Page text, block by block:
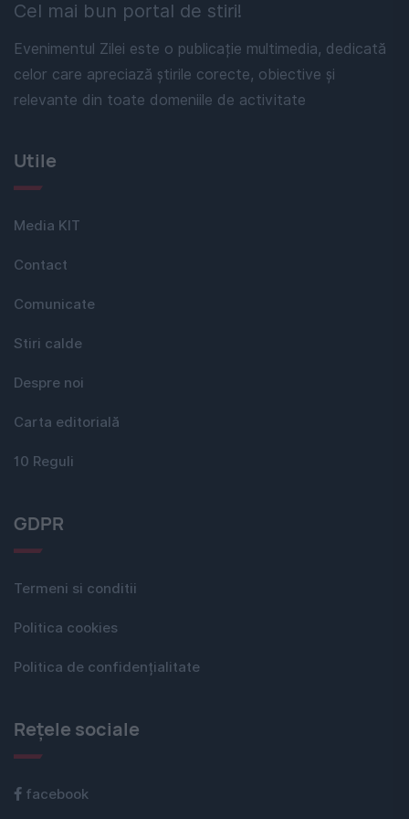
Cel mai bun portal de stiri!
Evenimentul Zilei este o publicație multimedia, dedicată
celor care apreciază știrile corecte, obiective și
relevante din toate domeniile de activitate
Utile
Media KIT
Contact
Comunicate
Stiri calde
Despre noi
Carta editorială
10 Reguli
GDPR
Termeni si conditii
Politica cookies
Politica de confidențialitate
Rețele sociale
facebook